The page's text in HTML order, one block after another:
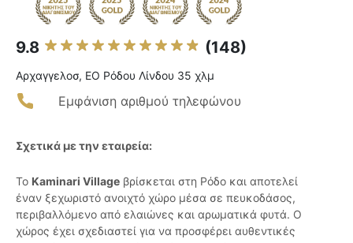
9.8 (148)
Αρχαγγελοσ, ΕΟ Ρόδου Λίνδου 35 χλμ
Εμφάνιση αριθμού τηλεφώνου
Σχετικά με την εταιρεία:
Το Kaminari Village βρίσκεται στη Ρόδο και αποτελεί
έναν ξεχωριστό ανοιχτό χώρο μέσα σε πευκοδάσος,
περιβαλλόμενο από ελαιώνες και αρωματικά φυτά. Ο
χώρος έχει σχεδιαστεί για να προσφέρει αυθεντικές